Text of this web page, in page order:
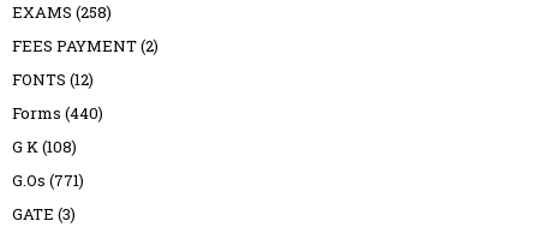
EXAMS (258)
FEES PAYMENT(2)
FONTS (12)
Forms (440)
G K(108)
G.Os (771)
GATE (3)